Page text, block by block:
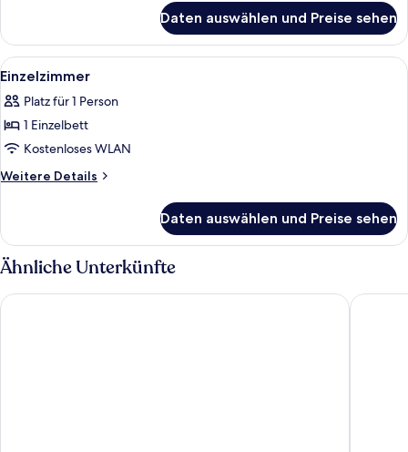
anzeigen
Zweibettzimmer,
Blick
auf
Innenhof
Daten auswählen und Preise sehen
Alle
Fotos
für
Einzelzimmer
anzeigen
Ein Hotelzimmer mit Bett, rundem
3
Einzelzimmer
Platz für 1 Person
1 Einzelbett
Kostenloses WLAN
Weitere Details
Weitere
Daten auswählen und Preise sehen
Ähnliche Unterkünfte
Hotel Sønderborg Kaserne Scandic